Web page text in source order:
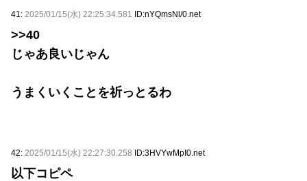
41: 2025/01/15(水) 22:25:34.581 ID:nYQmsNl/0.net
>>40
じゃあ良いじゃん
うまくいくことを祈っとるわ
42: 2025/01/15(水) 22:27:30.258 ID:3HVYwMpI0.net
以下コピペ